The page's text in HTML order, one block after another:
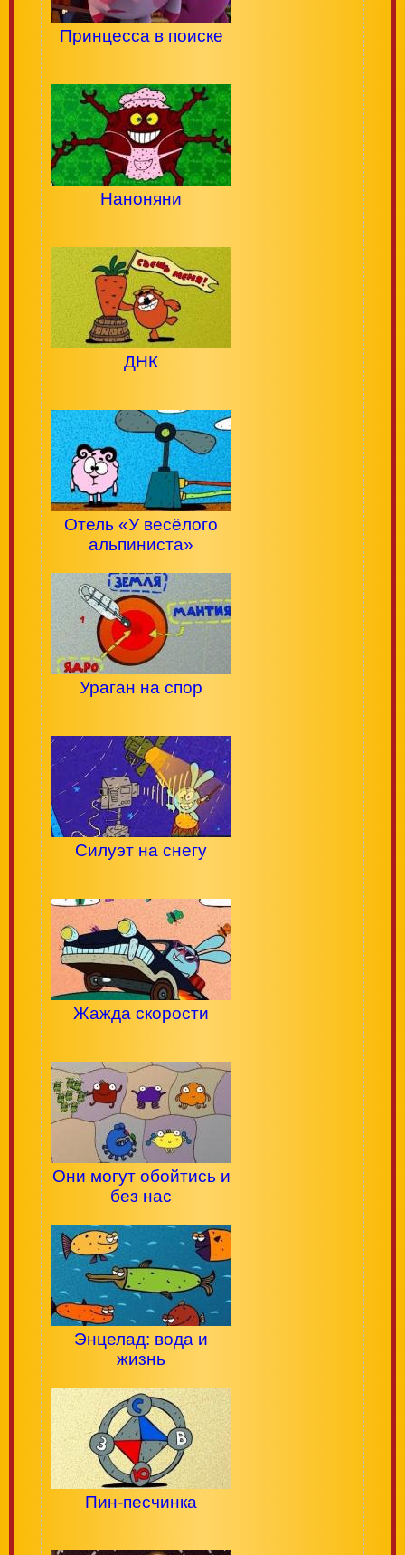
Принцесса в поиске
Наноняни
ДНК
Отель «У весёлого
альпиниста»
Ураган на спор
Силуэт на снегу
Жажда скорости
Они могут обойтись и
без нас
Энцелад: вода и
жизнь
Пин-песчинка